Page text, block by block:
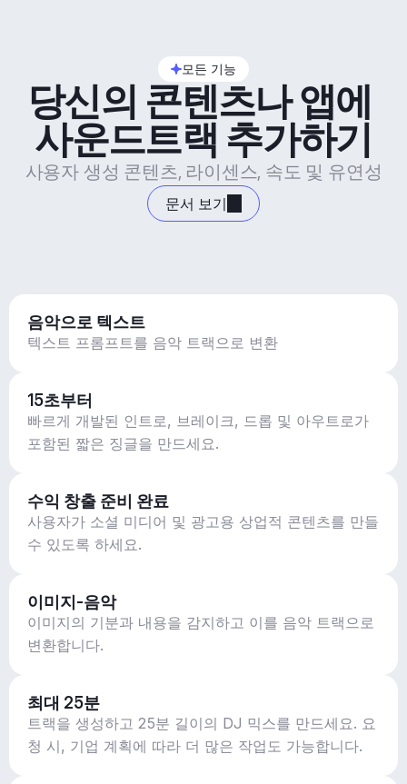
모든 기능
당신의 콘텐츠나 앱에
사운드트랙 추가하기
사용자 생성 콘텐츠, 라이센스, 속도 및 유연성
문서 보기
음악으로 텍스트
텍스트 프롬프트를 음악 트랙으로 변환
15초부터
빠르게 개발된 인트로, 브레이크, 드롭 및 아우트로가
포함된 짧은 징글을 만드세요.
수익 창출 준비 완료
사용자가 소셜 미디어 및 광고용 상업적 콘텐츠를 만들
수 있도록 하세요.
이미지-음악
이미지의 기분과 내용을 감지하고 이를 음악 트랙으로
변환합니다.
최대 25분
트랙을 생성하고 25분 길이의 DJ 믹스를 만드세요. 요
청 시, 기업 계획에 따라 더 많은 작업도 가능합니다.